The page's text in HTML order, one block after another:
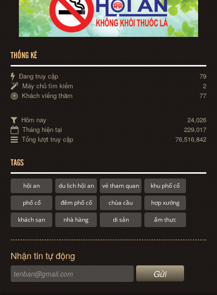
THỐNG KÊ
Đang truy cập
79
Máy chủ tìm kiếm
2
Khách viếng thăm
77
Hôm nay
24,026
Tháng hiện tại
229,017
Tổng lượt truy cập
76,516,842
TAGS
hội an du lịch hội an vé tham quan khu phố cổ
phố cổ đêm phố cổ chùa cầu hợp xướng
khách sạn nhà hàng di sản ẩm thực
Nhận tin tự động